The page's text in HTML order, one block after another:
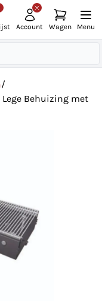
Account Wagen Menu
/
Behuizing met